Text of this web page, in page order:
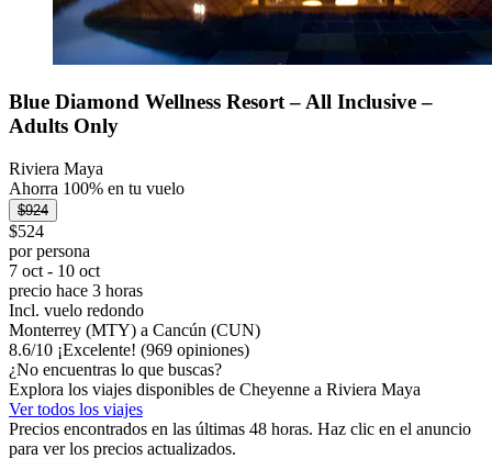
Blue Diamond Wellness Resort – All Inclusive –
Adults Only
Riviera Maya
Ahorra 100% en tu vuelo
$924
$524
por persona
7 oct - 10 oct
precio hace 3 horas
Incl. vuelo redondo
Monterrey (MTY) a Cancún (CUN)
8.6/10 ¡Excelente! (969 opiniones)
¿No encuentras lo que buscas?
Explora los viajes disponibles de Cheyenne a Riviera Maya
Ver todos los viajes
Precios encontrados en las últimas 48 horas. Haz clic en el anuncio
para ver los precios actualizados.